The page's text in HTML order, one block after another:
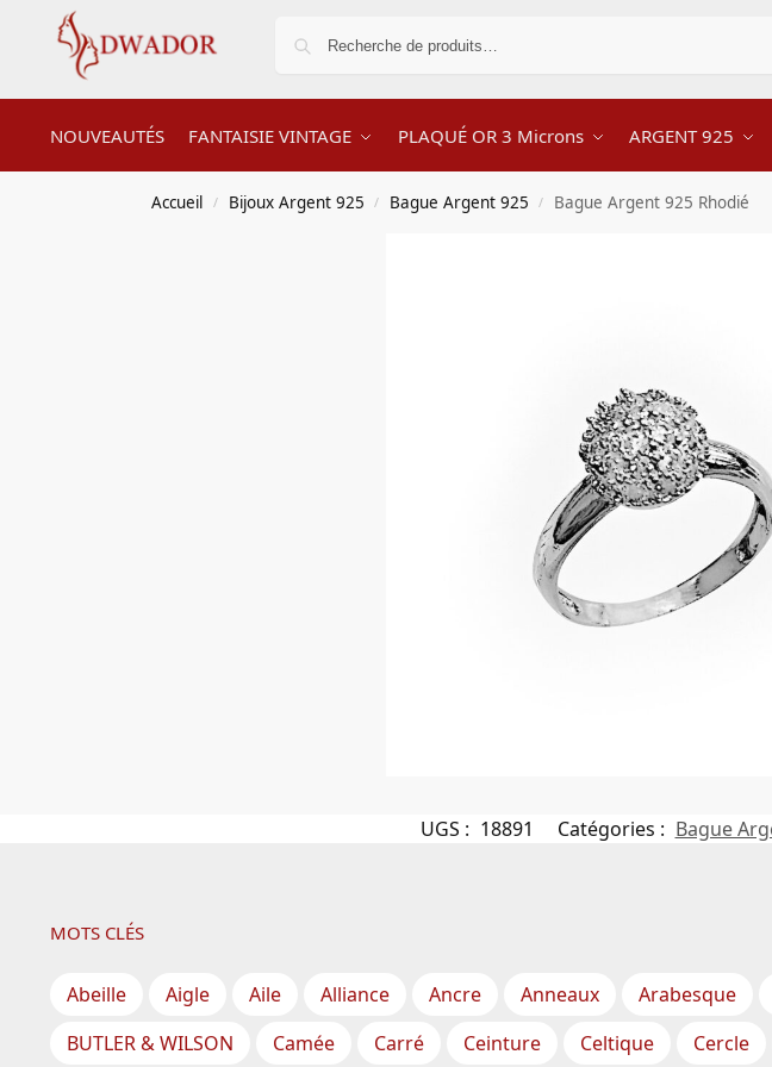
NOUVEAUTÉS FANTAISIE VINTAGE PLAQUÉ OR 3 Microns ARGENT 925
Accueil / Bijoux Argent 925 / Bague Argent 925 / Bague Argent 925 Rhodié
UGS : 18891 Catégories : Bague
MOTS CLÉS
Abeille Aigle Aile Alliance Ancre Anneaux Arabesque
BUTLER & WILSON
Camée Carré Ceinture Celtique Cercle